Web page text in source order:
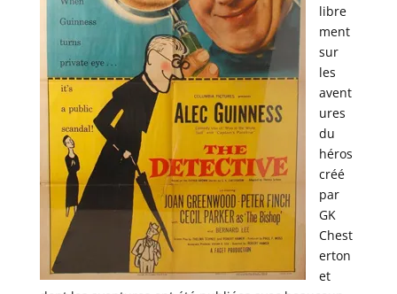
libre
ment
sur
les
avent
ures
du
héros
créé
par
GK
Chest
erton
et